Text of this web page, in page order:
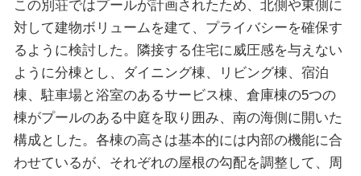
この別荘ではプールが計画されたため、北側や東側に
対して建物ボリュームを建て、プライバシーを確保す
るように検討した。隣接する住宅に威圧感を与えない
ように分棟とし、ダイニング棟、リビング棟、宿泊
棟、駐車場と浴室のあるサービス棟、倉庫棟の5つの
棟がプールのある中庭を取り囲み、南の海側に開いた
構成とした。各棟の高さは基本的には内部の機能に合
わせているが、それぞれの屋根の勾配を調整して、周